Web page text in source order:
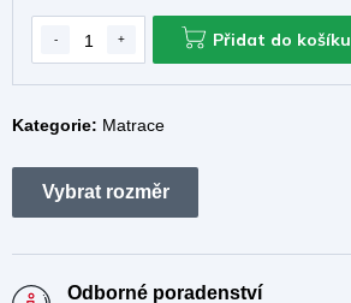
Kategorie: Matrace
Přidat do košíku
Odborné poradenství